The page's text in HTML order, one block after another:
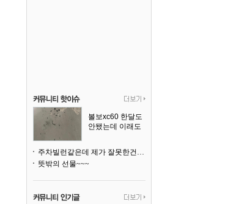
볼보xc60 한달도
안됐는데 이래도
주차빌런같은데 제가 잘못한건가요
뜻밖의 선물~~~